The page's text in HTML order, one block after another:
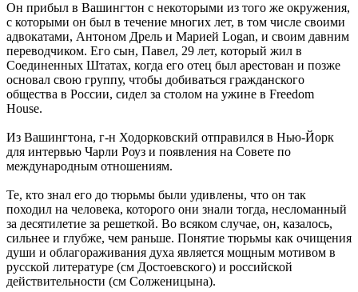
Он прибыл в Вашингтон с некоторыми из того же окружения,
с которыми он был в течение многих лет, в том числе своими
адвокатами, Антоном Дрель и Марией Logan, и своим давним
переводчиком. Его сын, Павел, 29 лет, который жил в
Соединенных Штатах, когда его отец был арестован и позже
основал свою группу, чтобы добиваться гражданского
общества в России, сидел за столом на ужине в Freedom
House.
Из Вашингтона, г-н Ходорковский отправился в Нью-Йорк
для интервью Чарли Роуз и появления на Совете по
международным отношениям.
Те, кто знал его до тюрьмы были удивлены, что он так
походил на человека, которого они знали тогда, несломанный
за десятилетие за решеткой. Во всяком случае, он, казалось,
сильнее и глубже, чем раньше. Понятие тюрьмы как очищения
души и облагораживания духа является мощным мотивом в
русской литературе (см Достоевского) и российской
действительности (см Солженицына).